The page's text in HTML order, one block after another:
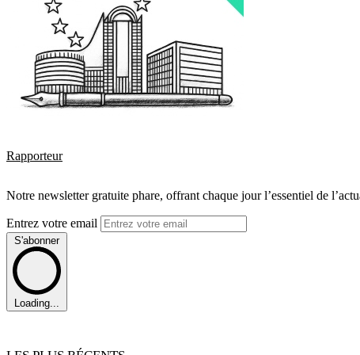
Rapporteur
Notre newsletter gratuite phare, offrant chaque jour l’essentiel de
Entrez votre email
S'abonner
Loading...